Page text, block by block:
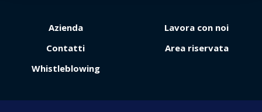
Azienda
Lavora con noi
Contatti
Area riservata
Whistleblowing